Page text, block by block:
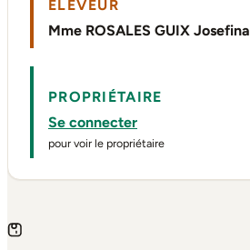
ÉLEVEUR
Mme ROSALES GUIX Josefina
PROPRIÉTAIRE
Se connecter
pour voir le propriétaire